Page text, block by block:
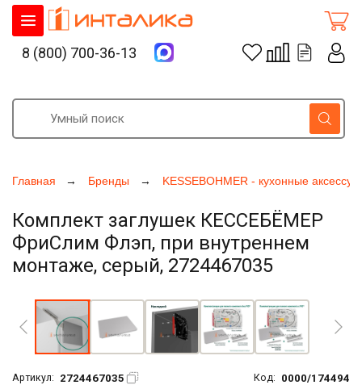
Главная Бренды KESSEBOHMER - кухонные
Комплект заглушек КЕССЕБЁМЕР
ФриСлим Флэп, при внутреннем
монтаже, серый, 2724467035
Артикул: 2724467035 Код: 0000/174494
8 (800) 700-36-13